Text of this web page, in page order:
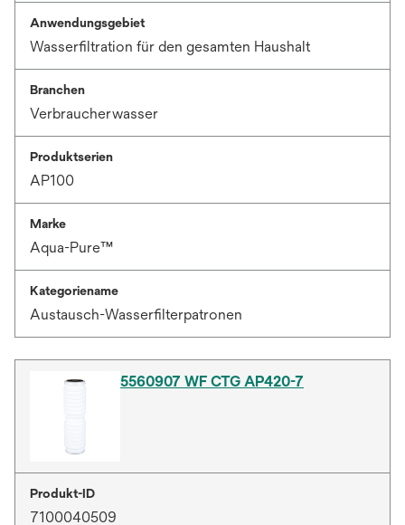
Anwendungsgebiet
Wasserfiltration für den gesamten Haushalt
Branchen
Verbraucherwasser
Produktserien
AP100
Marke
Aqua-Pure™
Kategoriename
Austausch-Wasserfilterpatronen
5560907 WF CTG AP420-7
Produkt-ID
7100040509